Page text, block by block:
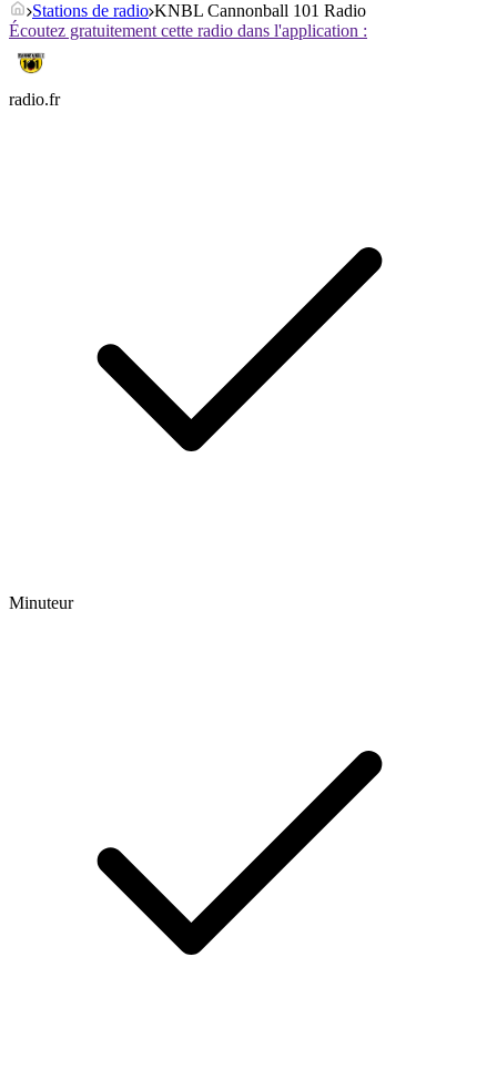
Stations de radio KNBL Cannonball 101 Radio
Écoutez gratuitement cette radio dans l'application :
radio.fr
Minuteur